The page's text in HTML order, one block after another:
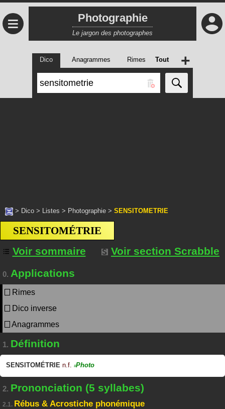
≡ Photographie
Le jargon des photographes
Dico Anagrammes Rimes Tout +
> Dico > Listes > Photographie > SENSITOMETRIE
SENSITOMÉTRIE
Voir sommaire
Voir section Scrabble
0. Applications
Rimes
Dico inverse
Anagrammes
1. Définition
SENSITOMÉTRIE n.f. #Photo
2. Prononciation (5 syllabes)
2.1. Rébus & Acrostiche phonémique